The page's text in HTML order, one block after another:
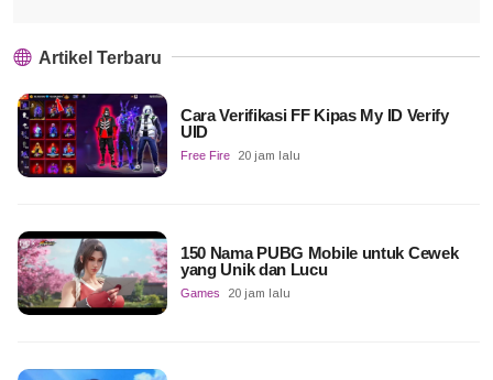
Artikel Terbaru
Cara Verifikasi FF Kipas My ID Verify
UID
Free Fire 20 jam lalu
150 Nama PUBG Mobile untuk Cewek
yang Unik dan Lucu
Games 20 jam lalu